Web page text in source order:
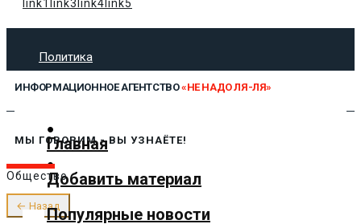
Политика
Технологии
Предложить новость
О нас
ИНФОРМАЦИОННОЕ АГЕНТСТВО«НЕ НАДО ЛЯ-ЛЯ»
Главная
Добавить материал
Популярные новости
МЫ ГОВОРИМ - ВЫ УЗНАЁТЕ!
Общество
← Назад